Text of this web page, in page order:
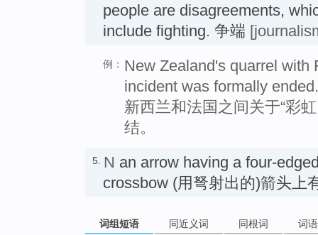
people are disagreements,
include fighting. 争端
例： New Zealand's quarrel with
incident was formally ended.
新西兰和法国之间关于“彩
结。
5. N an arrow having a four-
crossbow (用弩射出的)箭头上
词组短语 同近义词 同根词 词